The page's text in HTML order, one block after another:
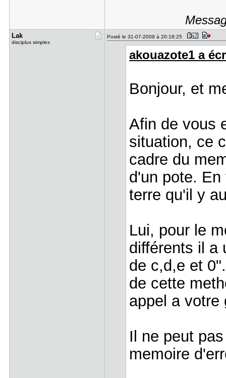
Lak
disciplus simplex
Posté le 31-07-2009 à 20:18:25
akouazote1 a
Bonjour, et
Afin de vous
situation, ce
cadre du
d'un pote.
terre qu'il y
Lui, pour le
différents il a
de c,d,e et
de cette
appel a votre
Il ne peut
memoire